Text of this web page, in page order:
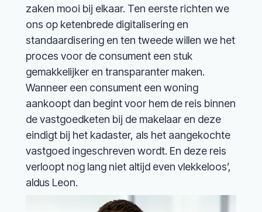
zaken mooi bij elkaar. Ten eerste richten we
ons op ketenbrede digitalisering en
standaardisering en ten tweede willen we het
proces voor de consument een stuk
gemakkelijker en transparanter maken.
Wanneer een consument een woning
aankoopt dan begint voor hem de reis binnen
de vastgoedketen bij de makelaar en deze
eindigt bij het kadaster, als het aangekochte
vastgoed ingeschreven wordt. En deze reis
verloopt nog lang niet altijd even vlekkeloos’,
aldus Leon.